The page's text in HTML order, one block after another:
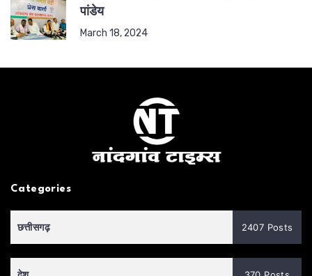
पांडेय
March 18, 2024
Categories
छत्तीसगढ़ 2407 Posts